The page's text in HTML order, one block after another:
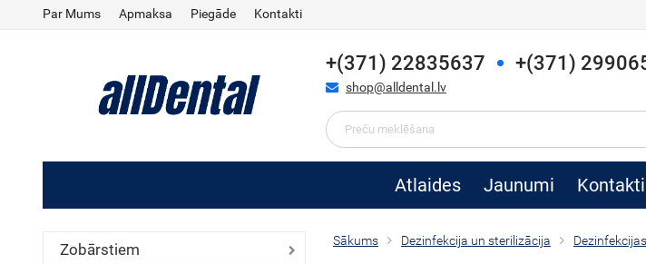
Par Mums Apmaksa Piegāde Kontakti
+(371) 22835637 +(371)
shop@alldental.lv
Atlaides Jaunumi Kontakti
Zobārstiem
Sākums Dezinfekcija un sterilizācija